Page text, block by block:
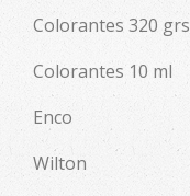
Colorantes 320 grs
Colorantes 10 ml
Enco
Wilton